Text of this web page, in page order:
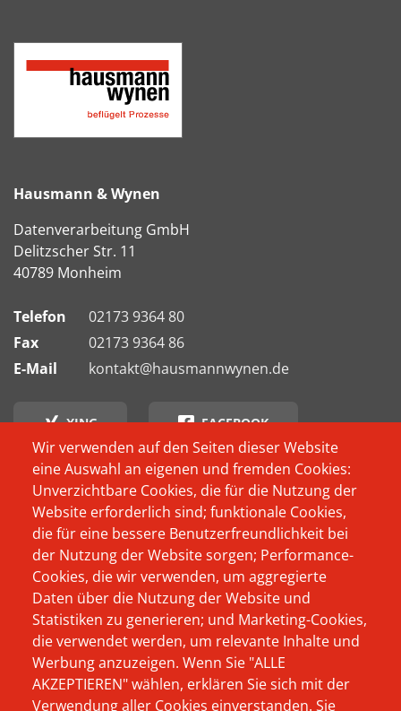
Wir verwenden auf den Seiten dieser Website
eine Auswahl an eigenen und fremden Cookies:
Unverzichtbare Cookies, die für die Nutzung der
Website erforderlich sind; funktionale Cookies,
die für eine bessere Benutzerfreundlichkeit bei
der Nutzung der Website sorgen; Performance-
Cookies, die wir verwenden, um aggregierte
Daten über die Nutzung der Website und
Statistiken zu generieren; und Marketing-Cookies,
die verwendet werden, um relevante Inhalte und
Werbung anzuzeigen. Wenn Sie "ALLE
AKZEPTIEREN" wählen, erklären Sie sich mit der
Verwendung aller Cookies einverstanden. Sie
Hausmann & Wynen
Datenverarbeitung GmbH
Delitzscher Str. 11
40789 Monheim
Telefon
02173 9364 80
Fax
02173 9364 86
E-Mail
kontakt@hausmannwynen.de
XING FACEBOOK
INSTAGRAM
Footer
Menü
Produkte
Das Unternehmen
Beratung
Aktuelles
Karriere
Kontakt
Wer schon immer
wissen wollte, wer
oder was sich
eigentlich hinter
Hausmann Wynen
verbirgt, und warum
wir als Softwarehaus